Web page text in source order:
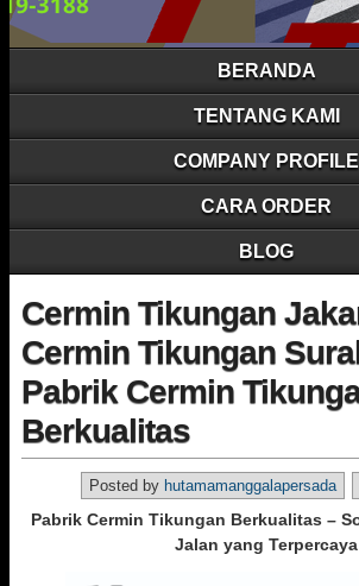
BERANDA
TENTANG KAMI
COMPANY PROFILE
CARA ORDER
BLOG
Cermin Tikungan
Cermin Tikungan
Pabrik Cermin
Berkualitas
Posted by hutamamanggalapersada
Pabrik Cermin Tikungan Berkualitas –
Jalan yang Terpercaya